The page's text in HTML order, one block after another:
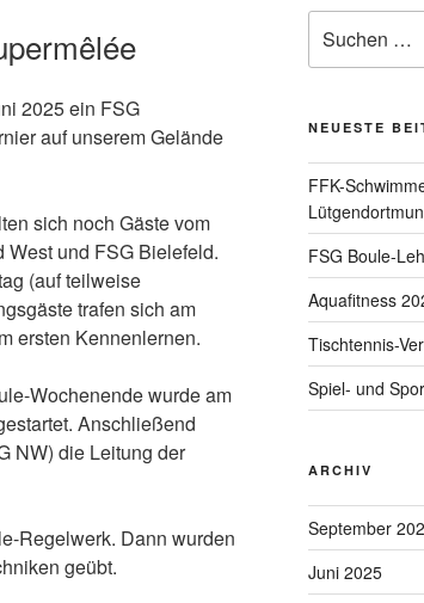
2025 ein FSG
auf unserem Gelände
sich noch Gäste vom
und FSG Bielefeld.
(auf teilweise
trafen sich am
ersten Kennenlernen.
Wochenende wurde am
Anschließend
NW) die Leitung der
Regelwerk. Dann wurden
geübt.
nach:
NEUESTE
FFK-
FSG Boule-
Aquafitness
Tischtennis-
Spiel- und
ARCHIV
September
Juni 2025